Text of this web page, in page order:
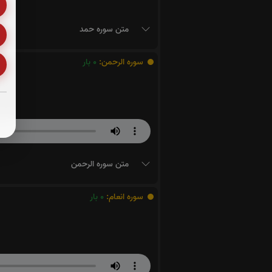
متن سوره حمد
سوره الرحمن: 0 بار
متن سوره الرحمن
سوره انعام: 0 بار